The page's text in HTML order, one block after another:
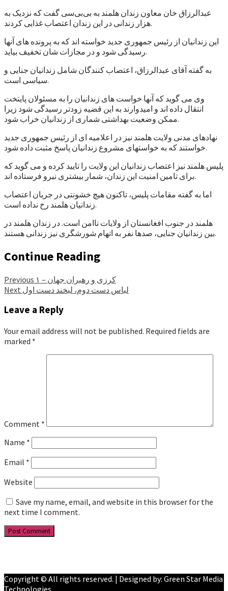
عبدالرزاق خان معاون زندان هلمند به بی‌بی‌سی گفت که نزدیک به
هزار زندانی در این زندان اعتصاب غذایی کردند.
این زندانیان از رئیس جمهوری جدید خواسته اند که به پرونده های آنها
رسیدگی شود و در مجازات شان تخفیف بیاید.
به گفته آقای عبدالرزاق، اعتصاب کنندگان شامل زندانیان جنایی و
سیاسی است.
وی می گوید که آنها خواست های زندانیان را به مسئولان پایتخت
انتقال داده اند و امیدوارند به این قضیه زودتر رسیدگی شود زیرا
ممکن وضعیت بهداشتی شماری از زندانیان خراب شود.
نهادهای مدنی ولایت هلمند نیز در اعلامیه ای از رئیس جمهوری جدید
خواستند که به خواستهای مشروع زندانیان پاسخ مثبت داده شود.
پلیس هلمند نیز اعتصاب زندانیان این ولایت را تایید کرده و می گوید که
برای تامین امنیت این زندان، شمار بیشتری نیرو فرستاده اند.
اما به گفته مقامات پلیس، تاکنون هیچ خشونتی در جریان اعتصاب
زندانیان هلمند رخ نداده است.
هلمند در جنوب افغانستان از ولایات ناامن است. در زندان هلمند در
بین زندانیان جنایی، صدها نفر به اتهام شورشگری نیز زندانی هستند.
Continue Reading
Previous
کرزی و رهبران جهان – ۱
Next لباس دست دوم، لبخند دست اول
Leave a Reply
Your email address will not be published. Required fields are
marked *
Comment *
Name *
Email *
Website
Save my name, email, and website in this browser for the
next time I comment.
Copyright © All rights reserved. | Designed by: Green Star Media